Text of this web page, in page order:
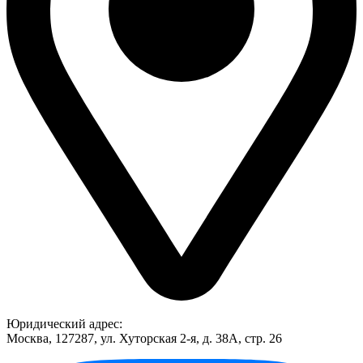
Юридический адрес:
Москва, 127287, ул. Хуторская 2-я, д. 38А, стр. 26